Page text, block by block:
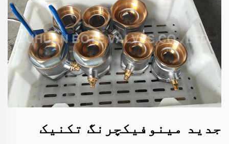
جدید مینوفیکچرنگ تکنیک